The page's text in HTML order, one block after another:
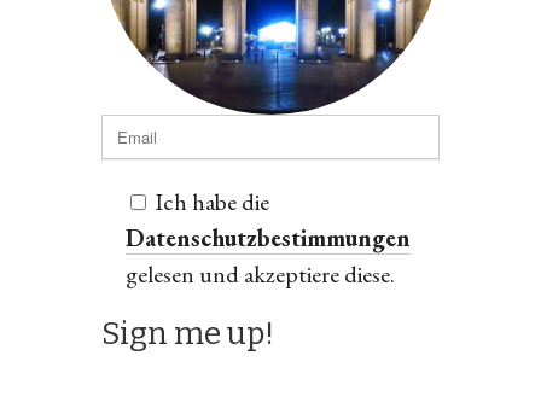
Ich habe die
Datenschutzbestimmungen
gelesen und akzeptiere diese.